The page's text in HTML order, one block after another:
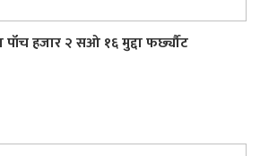
पाँच हजार २ सओ १६ मुद्दा फर्छ्यौट